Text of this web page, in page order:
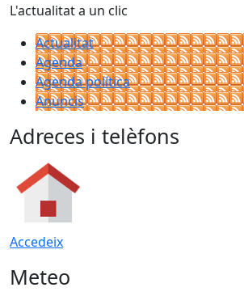
L'actualitat a un clic
Actualitat
Agenda
Agenda política
Anuncis
Adreces i telèfons
Accedeix
Meteo